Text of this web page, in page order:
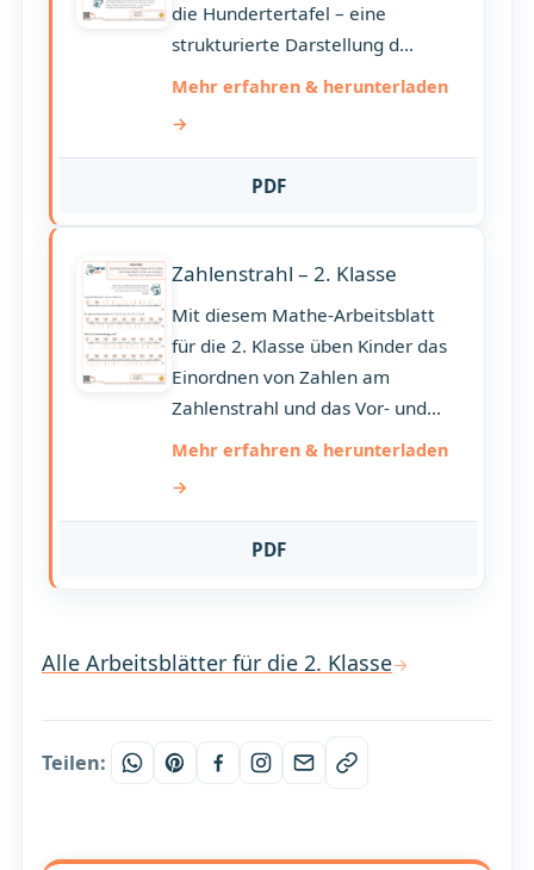
die Hundertertafel – eine
strukturierte Darstellung d...
Mehr erfahren & herunterladen
PDF
Zahlenstrahl – 2. Klasse
Mit diesem Mathe-Arbeitsblatt
für die 2. Klasse üben Kinder das
Einordnen von Zahlen am
Zahlenstrahl und das Vor- und...
Mehr erfahren & herunterladen
PDF
Alle Arbeitsblätter für die 2. Klasse
Teilen: